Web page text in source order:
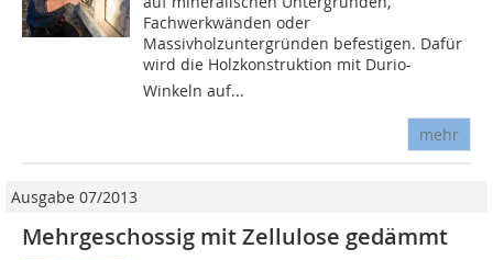
Fachwerkwänden oder
Massivholzuntergründen befestigen. Dafür
wird die Holzkonstruktion mit Durio-
Winkeln auf...
mehr
Ausgabe 07/2013
Mehrgeschossig mit Zellulose gedämmt